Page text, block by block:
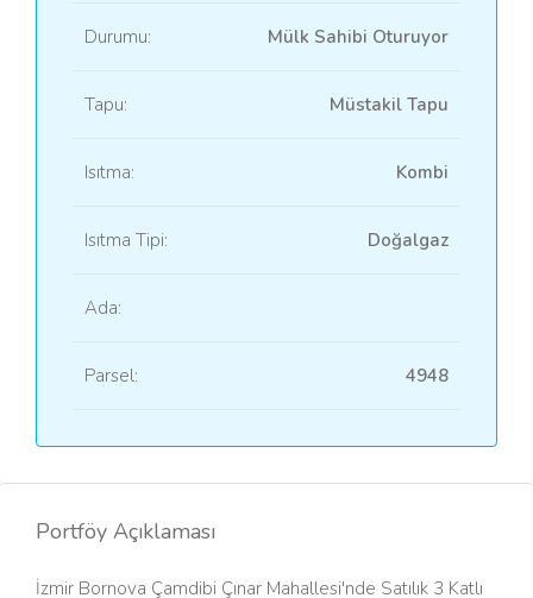
Durumu: Mülk Sahibi Oturuyor
Tapu: Müstakil Tapu
Isıtma: Kombi
Isıtma Tipi: Doğalgaz
Ada:
Parsel: 4948
Portföy Açıklaması
İzmir Bornova Çamdibi Çınar Mahallesi'nde Satılık 3 Katlı